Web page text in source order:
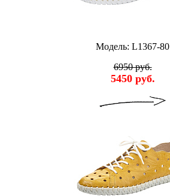
Модель: L1367-80
6950 руб.
5450 руб.